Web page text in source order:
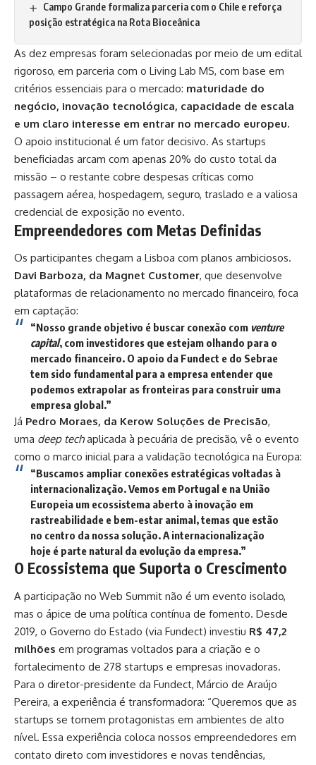
Campo Grande formaliza parceria com o Chile e reforça
posição estratégica na Rota Bioceânica
As dez empresas foram selecionadas por meio de um edital
rigoroso, em parceria com o Living Lab MS, com base em
critérios essenciais para o mercado: maturidade do
negócio, inovação tecnológica, capacidade de escala
e um claro interesse em entrar no mercado europeu.
O apoio institucional é um fator decisivo. As startups
beneficiadas arcam com apenas 20% do custo total da
missão – o restante cobre despesas críticas como
passagem aérea, hospedagem, seguro, traslado e a valiosa
credencial de exposição no evento.
Empreendedores com Metas Definidas
Os participantes chegam a Lisboa com planos ambiciosos.
Davi Barboza, da Magnet Customer, que desenvolve
plataformas de relacionamento no mercado financeiro, foca
em captação:
“Nosso grande objetivo é buscar conexão com venture
capital, com investidores que estejam olhando para o
mercado financeiro. O apoio da Fundect e do Sebrae
tem sido fundamental para a empresa entender que
podemos extrapolar as fronteiras para construir uma
empresa global.”
Já Pedro Moraes, da Kerow Soluções de Precisão,
uma deep techaplicada à pecuária de precisão, vê o evento
como o marco inicial para a validação tecnológica na Europa:
“Buscamos ampliar conexões estratégicas voltadas à
internacionalização. Vemos em Portugal e na União
Europeia um ecossistema aberto à inovação em
rastreabilidade e bem-estar animal, temas que estão
no centro da nossa solução. A internacionalização
hoje é parte natural da evolução da empresa.”
O Ecossistema que Suporta o Crescimento
A participação no Web Summit não é um evento isolado,
mas o ápice de uma política contínua de fomento. Desde
2019, o Governo do Estado (via Fundect) investiu R$ 47,2
milhões em programas voltados para a criação e o
fortalecimento de 278 startups e empresas inovadoras.
Para o diretor-presidente da Fundect, Márcio de Araújo
Pereira, a experiência é transformadora: “Queremos que as
startups se tornem protagonistas em ambientes de alto
nível. Essa experiência coloca nossos empreendedores em
contato direto com investidores e novas tendências,